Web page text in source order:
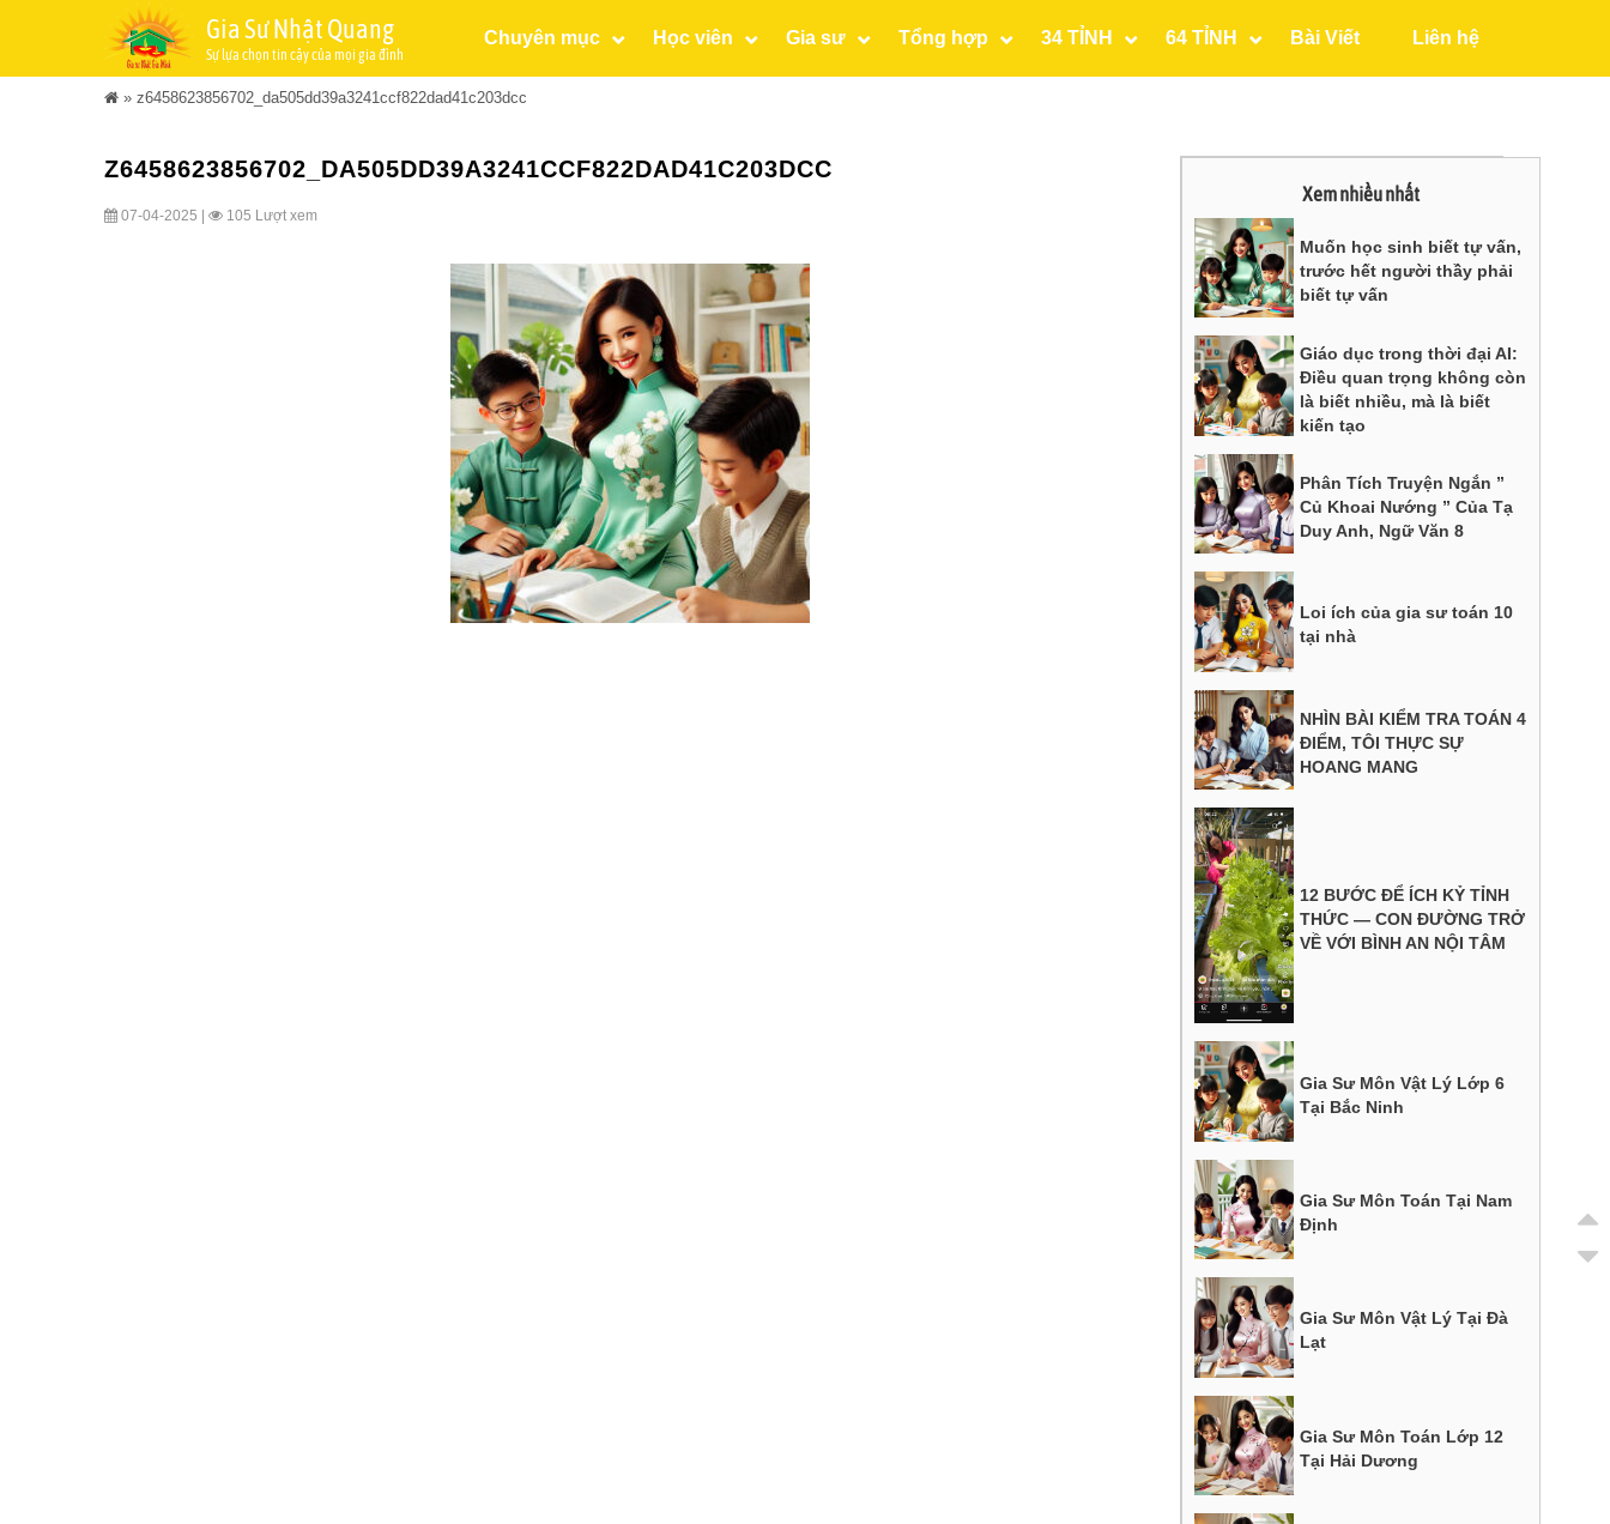
Gia Sư Nhật Quang
Sự lựa chọn tin cậy của mọi gia đình
Chuyên mục Học viên Gia sư Tổng hợp 34 TỈNH 64 TỈNH Bài Viết Liên hệ
» z6458623856702_da505dd39a3241ccf822dad41c203dcc
Z6458623856702_DA505DD39A3241CCF822DAD41C203DCC
07-04-2025 | 105 Lượt xem
Xem nhiều nhất
Muốn học sinh biết tự vấn,
trước hết người thầy phải
biết tự vấn
Giáo dục trong thời đại AI:
Điều quan trọng không còn
là biết nhiều, mà là biết
kiến tạo
Phân Tích Truyện Ngắn ”
Củ Khoai Nướng ” Của Tạ
Duy Anh, Ngữ Văn 8
Loi ích của gia sư toán 10
tại nhà
NHÌN BÀI KIỂM TRA TOÁN 4
ĐIỂM, TÔI THỰC SỰ
HOANG MANG
12 BƯỚC ĐỂ ÍCH KỶ TỈNH
THỨC — CON ĐƯỜNG TRỞ
VỀ VỚI BÌNH AN NỘI TÂM
Gia Sư Môn Vật Lý Lớp 6
Tại Bắc Ninh
Gia Sư Môn Toán Tại Nam
Định
Gia Sư Môn Vật Lý Tại Đà
Lạt
Gia Sư Môn Toán Lớp 12
Tại Hải Dương